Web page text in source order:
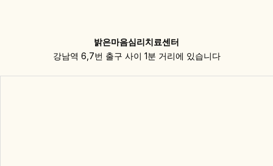
밝은마음심리치료센터
강남역 6,7번 출구 사이 1분 거리에 있습니다